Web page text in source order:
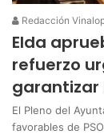
Redacción
Elda
refuerzo
garantizar
El Pleno del
favorables de